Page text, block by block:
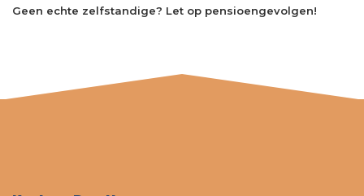
Geen echte zelfstandige? Let op pensioengevolgen!